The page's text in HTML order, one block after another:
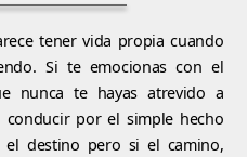
tener vida propia cuando
Si te emocionas con el
nunca te hayas atrevido a
por el simple hecho
destino pero si el camino,